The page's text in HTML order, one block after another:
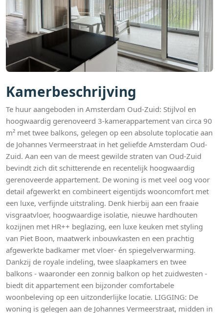
Kamerbeschrijving
Te huur aangeboden in Amsterdam Oud-Zuid: Stijlvol en
hoogwaardig gerenoveerd 3-kamerappartement van circa 90
m² met twee balkons, gelegen op een absolute toplocatie aan
de Johannes Vermeerstraat in het geliefde Amsterdam Oud-
Zuid. Aan een van de meest gewilde straten van Oud-Zuid
bevindt zich dit schitterende en recentelijk hoogwaardig
gerenoveerde appartement. De woning is met veel oog voor
detail afgewerkt en combineert eigentijds wooncomfort met
een luxe, verfijnde uitstraling. Denk hierbij aan een fraaie
visgraatvloer, hoogwaardige isolatie, nieuwe hardhouten
kozijnen met HR++ beglazing, een luxe keuken met styling
van Piet Boon, maatwerk inbouwkasten en een prachtig
afgewerkte badkamer met vloer- én spiegelverwarming.
Dankzij de royale indeling, twee slaapkamers en twee
balkons - waaronder een zonnig balkon op het zuidwesten -
biedt dit appartement een bijzonder comfortabele
woonbeleving op een uitzonderlijke locatie. LIGGING: De
woning is gelegen aan de Johannes Vermeerstraat, midden in